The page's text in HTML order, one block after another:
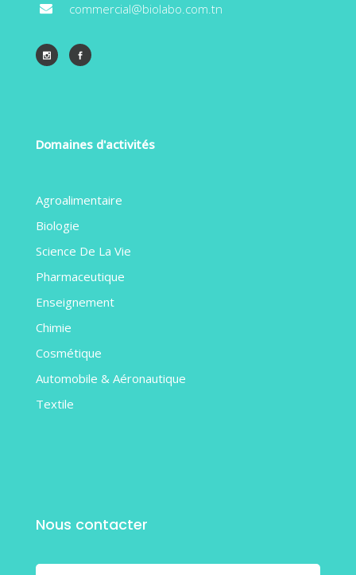
commercial@biolabo.com.tn
Domaines d'activités
Agroalimentaire
Biologie
Science De La Vie
Pharmaceutique
Enseignement
Chimie
Cosmétique
Automobile & Aéronautique
Textile
Nous contacter